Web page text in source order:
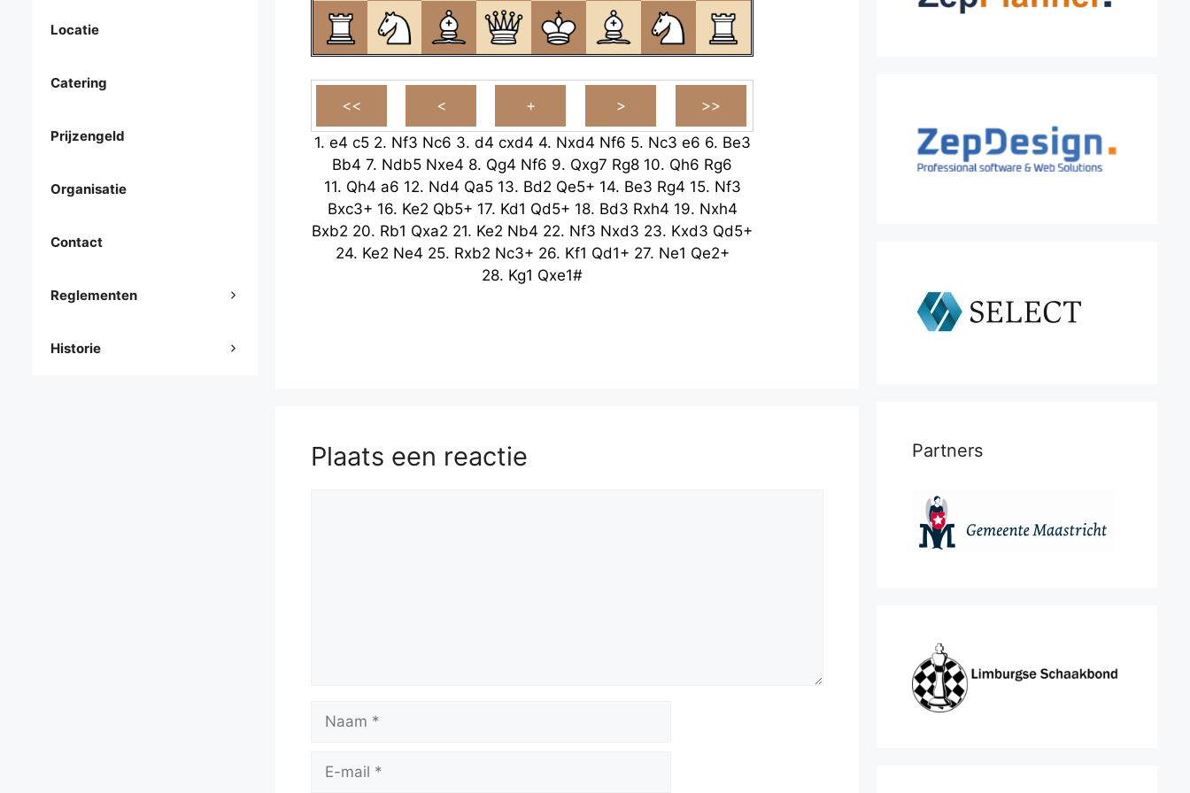
1. e4 c5 2. Nf3 Nc6 3. d4 cxd4 4. Nxd4 Nf6 5. Nc3 e6 6. Be3
Bb4 7. Ndb5 Nxe4 8. Qg4 Nf6 9. Qxg7 Rg8 10. Qh6 Rg6
11. Qh4 a6 12. Nd4 Qa5 13. Bd2 Qe5+ 14. Be3 Rg4 15. Nf3
Bxc3+ 16. Ke2 Qb5+ 17. Kd1 Qd5+ 18. Bd3 Rxh4 19. Nxh4
Bxb2 20. Rb1 Qxa2 21. Ke2 Nb4 22. Nf3 Nxd3 23. Kxd3 Qd5+
24. Ke2 Ne4 25. Rxb2 Nc3+ 26. Kf1 Qd1+ 27. Ne1 Qe2+
28. Kg1 Qxe1#
Plaats een reactie
mail
Locatie
Catering
Prijzengeld
Organisatie
Contact
Reglementen
Historie
Partners